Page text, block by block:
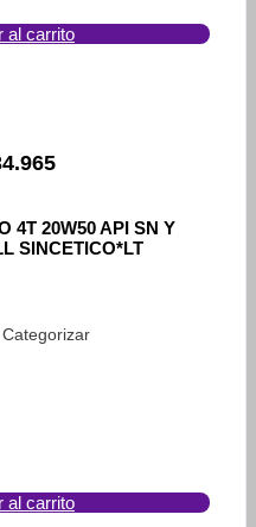
al carrito
4T 20W50 API SN Y
SINCETICO*LT
Categorizar
al carrito